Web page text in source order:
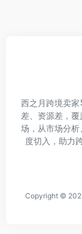
西之月跨境卖
差、资源差，
场，从市场分
度切入，助力
Copyright ©